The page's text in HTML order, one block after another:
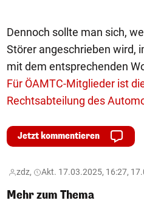
Dennoch sollte man sich,
Störer angeschrieben wird,
mit dem entsprechenden
Für ÖAMTC-Mitglieder ist
Rechtsabteilung des
Jetzt kommentieren
zdz, Akt. 17.03.2025, 16:27,
Mehr zum Thema